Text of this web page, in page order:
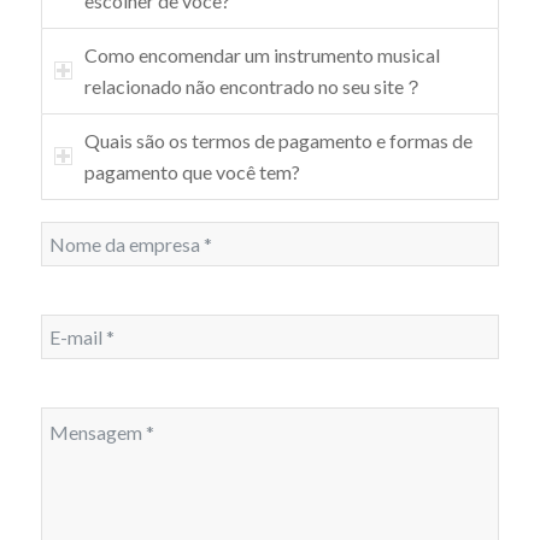
Como encomendar um instrumento musical
relacionado não encontrado no seu site？
Quais são os termos de pagamento e formas de
pagamento que você tem?